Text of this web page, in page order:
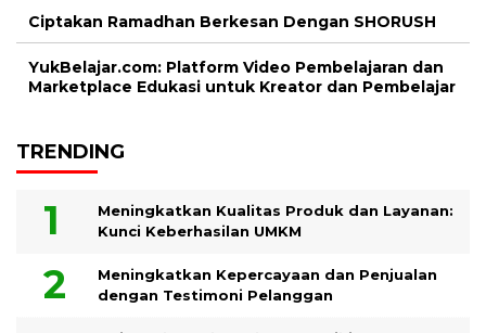
Ciptakan Ramadhan Berkesan Dengan SHORUSH
YukBelajar.com: Platform Video Pembelajaran dan
Marketplace Edukasi untuk Kreator dan Pembelajar
TRENDING
Meningkatkan Kualitas Produk dan Layanan:
Kunci Keberhasilan UMKM
Meningkatkan Kepercayaan dan Penjualan
dengan Testimoni Pelanggan